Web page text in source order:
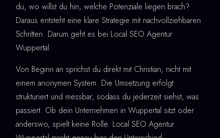
du, wo willst du hin, welche Potenziale liegen brach?
Daraus entsteht eine klare Strategie mit nachvollziehbaren
Schritten. Darum geht es bei Local SEO Agentur
Wuppertal.
Von Beginn an sprichst du direkt mit Christian, nicht mit
einem anonymen System. Die Umsetzung erfolgt
strukturiert und messbar, sodass du jederzeit siehst, was
passiert. Ob dein Unternehmen in Wuppertal sitzt oder
anderswo, spielt keine Rolle. Local SEO Agentur